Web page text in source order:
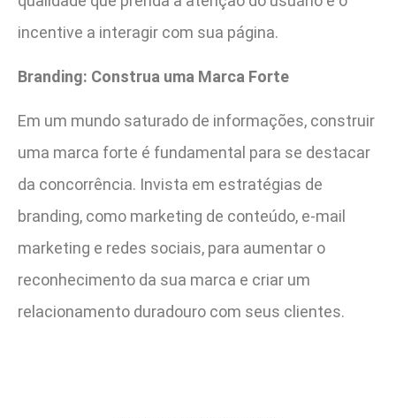
incentive a interagir com sua página.
Branding: Construa uma Marca Forte
Em um mundo saturado de informações, construir
uma marca forte é fundamental para se destacar
da concorrência. Invista em estratégias de
branding, como marketing de conteúdo, e-mail
marketing e redes sociais, para aumentar o
reconhecimento da sua marca e criar um
relacionamento duradouro com seus clientes.